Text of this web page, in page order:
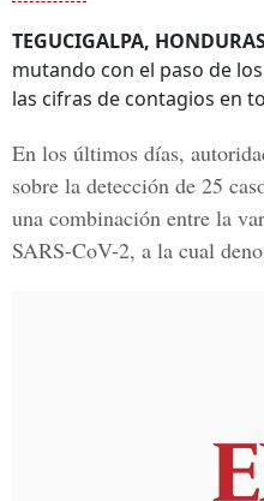
TEGUCIGALPA,
mutando con el paso de
las cifras de contagios en
En los últimos días,
sobre la detección de 25
una combinación entre la
SARS-CoV-2, a la cual